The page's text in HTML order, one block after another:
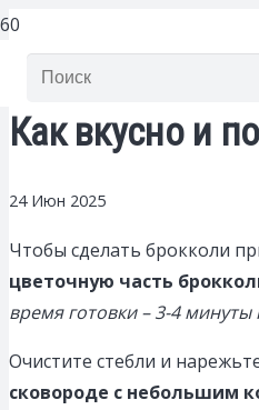
Как вкусно и
24 Июн 2025
Чтобы сделать брокколи
цветочную часть
время готовки – 3-4
Очистите стебли и
сковороде с небольшим